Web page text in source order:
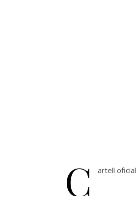
C artell